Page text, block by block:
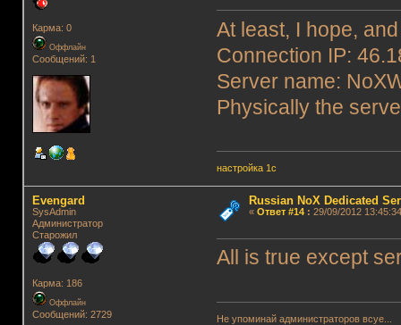
Карма: 0
Оффлайн
Сообщений: 1
At least, I hope,
Connection IP:
Server name:
Physically the
настройка 1с
Evengard
SysAdmin
Администратор
Старожил
Карма: 186
Оффлайн
Сообщений: 2729
Russian NoX Dedicated
« Ответ #14: 29/09/2012
All is true except
Не упоминай администраторов всуе...